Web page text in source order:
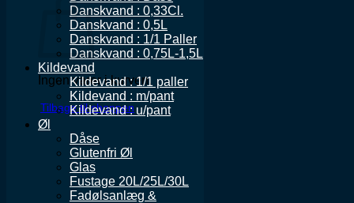
Ingen varer i kurven.
Tilbage til shoppen
Danskvand : 0,33Cl.
Danskvand : 0,5L
Danskvand : 1/1 Paller
Danskvand : 0,75L-1,5L
Kildevand
Kildevand : 1/1 paller
Kildevand : m/pant
Kildevand : u/pant
Øl
Dåse
Glutenfri Øl
Glas
Fustage 20L/25L/30L
Fadølsanlæg &